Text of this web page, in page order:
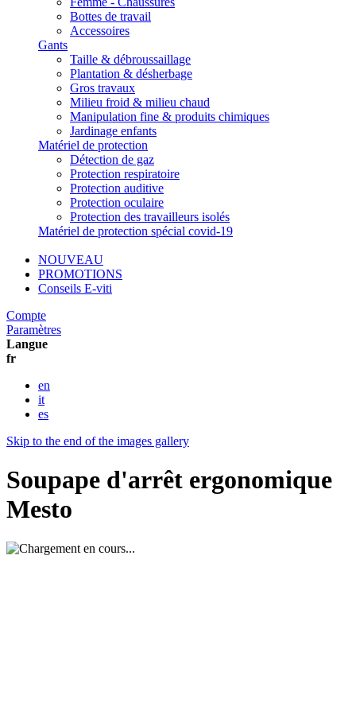
Bottes de travail
Accessoires
Gants
Taille & débroussaillage
Plantation & désherbage
Gros travaux
Milieu froid & milieu chaud
Manipulation fine & produits chimiques
Jardinage enfants
Matériel de protection
Détection de gaz
Protection respiratoire
Protection auditive
Protection oculaire
Protection des travailleurs isolés
Matériel de protection spécial covid-19
NOUVEAU
PROMOTIONS
Conseils E-viti
Compte
Paramètres
Langue
fr
en
it
es
Skip to the end of the images gallery
Soupape d'arrêt ergonomique
Mesto